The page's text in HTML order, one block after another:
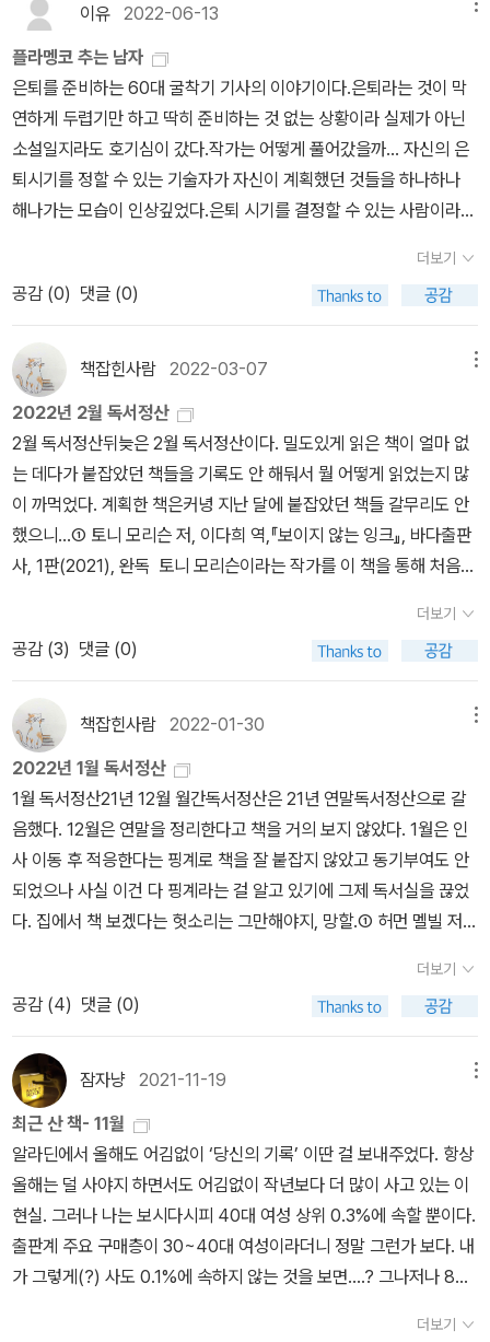
로운 장이 열렸던 과거를 기억한다. 삶은 언제나 경험을 통한 후행성
의 깨달음으로 인해 조금은 답답하고 미숙한 듯 보이는 게 사실이지
만 때로는 우리 앞에 생각지도 못했던 기적을 펼쳐놓는 게 우리네 삶
이기에 한 번쯤 살아볼 만한 것인지도 모른다. 책의 제목에 이끌려서
읽게 되었던 책. 우리는 때로 누군가에게 슬쩍 자신의 마음을 던져주
기도 하고, 예전에 주었던 마음을 슬몃 거둬들이기도 하면서 세상과
연을 맺고 살아가지만 소중한 깨달음은 언제나 우리의 경험 뒤에 한
후 누군가의 머릿속에 남는 어떤 기억이 당신의 삶에 대한 과분한 훈
장일지도 모른다는 한 줄 논평이 소설의 주인공인 남훈 씨에게 주고
픈 나의 메시지이리라. 그것은 또한 소설을 읽은 독자로서 내게 하는
큰 다짐이자 각오이기도 하다.
지단을 두고 아내와 딸, 선아에게 가부장적인 모습을 취하도록 한 것
은 세상이 규정한 가장(家長)의 정체성을 자신의 정체성으로 알고
살아왔다는 걸 독자에게 선명하게 부각하려는 의도이다. 그렇게 허남
훈에겐 가장의 자신만 있었을 뿐, 고유한 허남훈의 정체성은 없었다.
그건 그가 마흔한 살 때, 죽을 고비를 운 좋게 넘긴 뒤에 그것을 계기
로 더 이상 헛되이 살지 않기 위해 순전히 개인적인 소망으로 이뤄진
버킷 리스트를 적어놓았던 ‘청년일기’라는 노트를 오랫동안 뒷전에
있는 '코로나 19'사태가 계기가 되어 장식장 깊은 곳에 숨겨두었던
‘청년일기’를 다시 꺼낸다. 눈앞에 진행되고 있는 거대한 위기 앞에서
킷 리스트를 하나하나 이루려는 결심이 선 것이다. 가장에서 자신으
로의 지축 이동은 이렇게 이뤄졌다. 비록 전적인 자의에 의한 것은 아
니었지만 그렇다고 그 흔들림이 결코 작은 것은 아니었다.실은 가히
‘코페르니쿠스적 전회’에 맞먹는 전복적인 옮김이었다. 이 말은 절대
비유가 아니다. 작가 자신이 그만한 규모의 이동인 것을, 허남훈이 하
필이면 배울 언어로 스페인어를 고르는 과정에서 드러내고 있기 때문
이다. 작가는 그것을 세세하게 설명하는데, 단적으로 허남훈이 스페
인어를 선택한 것은 그 언어가 지금 쓰고 있는 언어에서 가장 멀어져
를 작가는 다음과 같은 문장으로 명확하게 제시한다. 하는 수 없이,
그는 ‘동사-주어-목적어’ 순의 언어 대신 ‘주어-동사-목적어’ 순의 언
어를 택하기로 했다.(p. 58) 코페르니쿠스가 했듯이, 지구 중심에서
태양 중심으로 바뀌면 그동안 접했던 세상 또한 전혀 다르게 보이고
느끼게 된다. 이전과 전혀 다른, 온전히 새로운 삶이 자신 앞에 펼쳐지
는 것과 다름없는 상황인 것이다. ‘스페인어’와 ‘플라멩코’는 그 변화
를 독자의 의식 속에 확연하게 부상시키는 두 개의 중요한 매개체가
된다. 그것은 우선, 허남훈이 스페인어를 배우는 과정에서 가장 많이
하는 일이 바로 자신을 표현하는 것이라는 데서 나타난다. 이는 ‘플라
멩코’도 마찬가지라 할 수 있다. 춤이란 것도 본디 자신의 느낌과 생각
을 다른 어떤 것도 아닌 자기 육체로 표현하는 것이기 때문이다. 고유
한 자신이 한껏 발현되는 광장이라 일컬을 수도 있는 ‘플라멩코’의 몸
짓 언어는 허남훈이 26년간 해왔던 ‘굴착기’의 몸짓 언어와 얼마나
는 나 아닌 남만을 위한 노동이었다. 이는 그대로 플라멩코는 자신이
직접 추지만 굴착기는 기계가 대신 하는 구도의 대비로 이어져 허남
훈이 자기 삶에 주체가 되어 가고 있다는 것을 더욱 더 여실히 형상화
한다. 그는 이제 스페인어처럼 전과는 아주 다른 문법으로 살게 되었
다. 그러자 이전엔 보이지 않았던 것이 보이기 시작한다. 바로 이혼한
전처 사이에서 생긴 딸, ‘보연’이다. 그는 오래도록 그녀를 내버려 두
었다. 미안한 마음은 늘 있었지만, 가장의 책임에 충실하느라 적극적
으로 찾아볼 생각을 안 했다. 이제 그 누구도 아닌 나 자신으로 살기를
던 보연을 다시 만나려 한다. 과제 7. 보연을 만나 사과하기.(p.19
이유 2022-06-13
플라멩코 추는 남자
은퇴를 준비하는 60대 굴착기 기사의 이야기이다.은퇴라는 것이 막
연하게 두렵기만 하고 딱히 준비하는 것 없는 상황이라 실제가 아닌
소설일지라도 호기심이 갔다.작가는 어떻게 풀어갔을까... 자신의 은
퇴시기를 정할 수 있는 기술자가 자신이 계획했던 것들을 하나하나
해나가는 모습이 인상깊었다.은퇴 시기를 결정할 수 있는 사람이라는
점 모두가 나에게 큰 자극이 되었던 것 같다.게다가 그 계획이라는 것
은 굴착기 기사의 모습과는 약간 거리가 있어서인지더욱 빠져들었던
것 같다. 생각을 바꾸고자 노력하는 것생각을 바꾸기 위해 새로운 언
어에 도전하는 것자신의 과거를 돌아보고 잘못했던 이에게 용서를 구
하고새로운 삶에 적응해 나가는 주인공의 모습에 나를 돌아본다. 지
금부터 슬슬 은퇴를 준비해야할 시기인데적기에 나에게 찾아온 책이
라는 것을 느낀다. 나도 오늘만큼은당장 해치워야할 시급한 일들을
잠시 미루고30분만이라도 은퇴를 계획해보고 하고싶은 일들을 적어
봐야곘다.
더보기
공감 (0) 댓글 (0)
책잡힌사람 2022-03-07
2022년 2월 독서정산
2월 독서정산뒤늦은 2월 독서정산이다. 밀도있게 읽은 책이 얼마 없
는 데다가 붙잡았던 책들을 기록도 안 해둬서 뭘 어떻게 읽었는지 많
이 까먹었다. 계획한 책은커녕 지난 달에 붙잡았던 책들 갈무리도 안
했으니...① 토니 모리슨 저, 이다희 역,『보이지 않는 잉크』, 바다출판
사, 1판(2021), 완독 토니 모리슨이라는 작가를 이 책을 통해 처음
상을 받기도 했다. 이렇게 유명한데 읽어본 작품은 전무한지라 이 책
을 읽는 데는 좀 애를 먹었다. 자기 이야기를, 특히 자기 소설 이야기
를 매우 많이 하는데 읽어본 게 없어서... 되돌아보니 크게 두 가지가
인상 깊게 남았다. 하나는 모리슨이 기존의 역사를, 서사를 비틀어 독
자가 생각하게 함으로써 기존의 생각의 틀, 사고의 틀을 뒤흔드는 소
설을 쓰기 원했다는 사실. 다른 하나는 그가 집요하리 만큼 천착했던
인종과 관련된 꾸준한 문제의식이다. 모리슨의 소설을 읽어보진 않았
지만 그게 괜찮은 작품일 것이라는 느낌이 드는데, 그건 바로 첫 번째
사실 때문이다. 나 또한 모리슨이 그러는 것처럼 뭔가 불편하게 하는
작품, 생각을 하게 하는 작품을 좋아한다. 책을 읽는 이유는 그 책에서
나의 생각을 찾기 위한 게 아니라, 책을 읽고 내 삶이 변화하고 한층
더 성장하는 계기가 되었으면 하는 바람이 있기 때문이다. (그러려면
좋은 책을 읽는 거도 중요하지만 적극적으로 읽는 거도 중요한데... 요
슨의 '인종'과 같은 인생의 주요 키워드가 무엇인지, 그 키워드를 위해
얼마나 발싸심하고 있는가에 대한 자문 때문이었다. ② 허태연 저,『플
라멩코 추는 남자』,다산북스, 1판(2021), 완독 편하게 읽기 좋았던
책이었다. 별 생각 없이 읽었는데 머리를 싸매고 읽을 필요도 없었고,
글도 매우 쉽게 쓰여있어서 시간 가는 줄 모르고 다 봤던 기억이 난
다. 60대 이상의 남성이라는, 어떻게 보면 쉽게 이해하거나 공감하
기 어렵고 때로는 그 꼰대스러움에 기분이 나빠져 가까이 하기 싫어
지는 캐릭터에 대한 따뜻한 애정, 이해의 노력이 엿보였다고 해야 할
다. 성장은 아이들만 하는 게 아니다. 어른들도 한다. 아니, 어떻게 보
더보기
공감 (3) 댓글 (0)
책잡힌사람 2022-01-30
2022년 1월 독서정산
1월 독서정산21년 12월 월간독서정산은 21년 연말독서정산으로 갈
음했다. 12월은 연말을 정리한다고 책을 거의 보지 않았다. 1월은 인
사 이동 후 적응한다는 핑계로 책을 잘 붙잡지 않았고 동기부여도 안
되었으나 사실 이건 다 핑계라는 걸 알고 있기에 그제 독서실을 끊었
다. 집에서 책 보겠다는 헛소리는 그만해야지, 망할.① 허먼 멜빌 저,
독해서 다행이다. 멜빌의 『모비 딕』. 멜빌을 처음 알게 된 건 6년 전,
『필경사 바틀비』를 통해서였다. 세계문학 단편선에서 왜 멜빌의 그
작품만을 찾아 읽었는지 기억나진 않는다. 다만, 문학을 거의 읽지 않
던 때에 찾아 읽은 얼마 되지 않는 문학 작품 중 하나였고 이런 독특하
고도 매력적인 소설을 쓴 멜빌이라는 작가를 뇌리에 새기며 독서 일
기를 썼던 기억은 난다. 16년 3월이었을 거다. 하지만 그때만 해도 멜
빌이 『모비 딕』이라는 대작을 썼다는 사실은 전혀 몰랐다. 독서 모임
이 아니었다면 계속 몰랐을 테다. 읽기 쉬운 작품은 아니었다. 개인적
으로 네 가지 이유 때문이었다. 우선, 서사가 약하다는 점 때문이었다.
모비 딕은 서사가 흥미진진하진 않다. 끝내 마주한 결말은 사실 소설
초반부터 충분히 예측 가능할 정도로 멜빌이 힌트를 많이 준다. 서사
가 약하니 이야기의 흡입력은 떨어진다. 대중의 관심을 못 받은 이유
더보기
공감 (4) 댓글 (0)
잠자냥 2021-11-19
최근 산 책- 11월
알라딘에서 올해도 어김없이 ‘당신의 기록’ 이딴 걸 보내주었다. 항상
올해는 덜 사야지 하면서도 어김없이 작년보다 더 많이 사고 있는 이
현실. 그러나 나는 보시다시피 40대 여성 상위 0.3%에 속할 뿐이다.
출판계 주요 구매층이 30~40대 여성이라더니 정말 그런가 보다. 내
가 그렇게(?) 사도 0.1%에 속하지 않는 것을 보면....? 그나저나 8월
더보기